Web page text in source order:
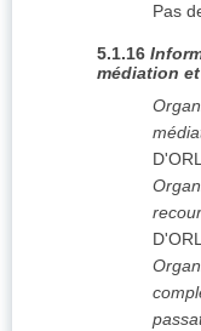
Pas
5.1.16
médiation